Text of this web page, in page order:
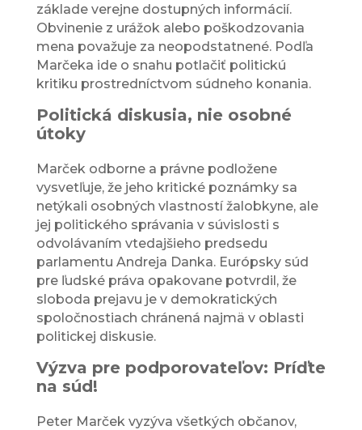
základe verejne dostupných informácií.
Obvinenie z urážok alebo poškodzovania
mena považuje za neopodstatnené. Podľa
Marčeka ide o snahu potlačiť politickú
kritiku prostredníctvom súdneho konania.
Politická diskusia, nie osobné
útoky
Marček odborne a právne podložene
vysvetľuje, že jeho kritické poznámky sa
netýkali osobných vlastností žalobkyne, ale
jej politického správania v súvislosti s
odvolávaním vtedajšieho predsedu
parlamentu Andreja Danka. Európsky súd
pre ľudské práva opakovane potvrdil, že
sloboda prejavu je v demokratických
spoločnostiach chránená najmä v oblasti
politickej diskusie.
Výzva pre podporovateľov: Príďte
na súd!
Peter Marček vyzýva všetkých občanov,